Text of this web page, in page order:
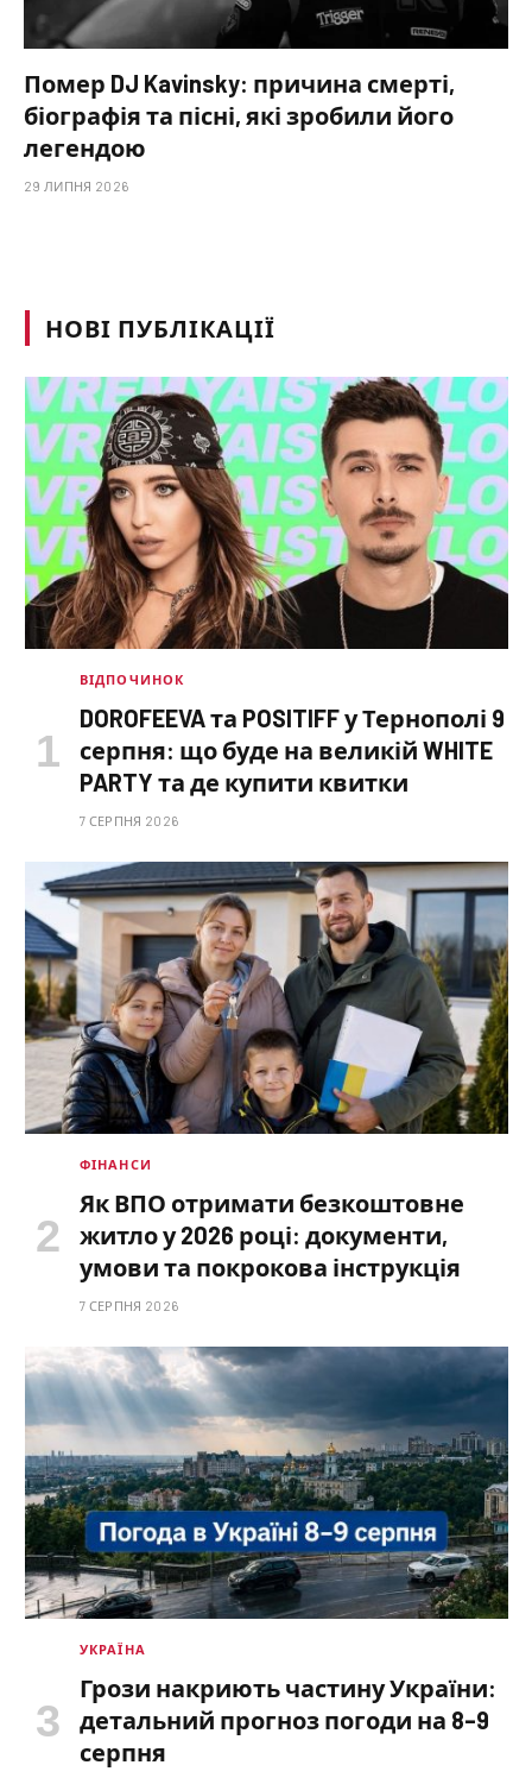
Помер DJ Kavinsky: причина смерті,
біографія та пісні, які зробили його
легендою
29 ЛИПНЯ 2026
НОВІ ПУБЛІКАЦІЇ
ВІДПОЧИНОК
DOROFEEVA та POSITIFF у Тернополі 9
серпня: що буде на великій WHITE
PARTY та де купити квитки
7 СЕРПНЯ 2026
ФІНАНСИ
Як ВПО отримати безкоштовне
житло у 2026 році: документи,
умови та покрокова інструкція
7 СЕРПНЯ 2026
УКРАЇНА
Грози накриють частину України:
детальний прогноз погоди на 8–9
серпня